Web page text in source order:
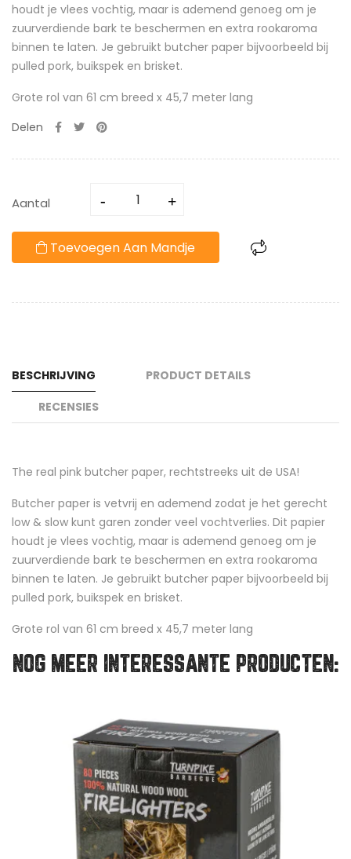
houdt je vlees vochtig, maar is ademend genoeg om je
zuurverdiende bark te beschermen en extra rookaroma
binnen te laten. Je gebruikt butcher paper bijvoorbeeld bij
pulled pork, buikspek en brisket.
Grote rol van 61 cm breed x 45,7 meter lang
Delen
Aantal
Toevoegen Aan Mandje
BESCHRIJVING
PRODUCT DETAILS
RECENSIES
The real pink butcher paper, rechtstreeks uit de USA!
Butcher paper is vetvrij en ademend zodat je het gerecht
low & slow kunt garen zonder veel vochtverlies. Dit papier
houdt je vlees vochtig, maar is ademend genoeg om je
zuurverdiende bark te beschermen en extra rookaroma
binnen te laten. Je gebruikt butcher paper bijvoorbeeld bij
pulled pork, buikspek en brisket.
Grote rol van 61 cm breed x 45,7 meter lang
NOG MEER INTERESSANTE PRODUCTEN: